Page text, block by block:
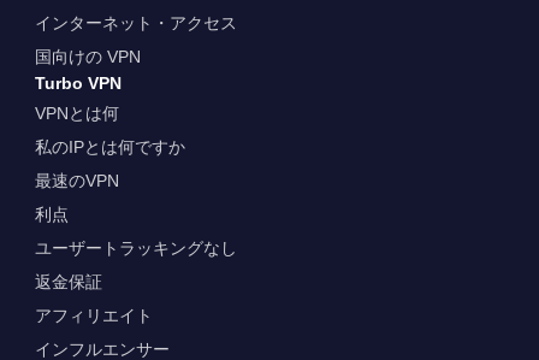
インターネット・アクセス
国向けの VPN
Turbo VPN
VPNとは何
私のIPとは何ですか
最速のVPN
利点
ユーザートラッキングなし
返金保証
アフィリエイト
インフルエンサー